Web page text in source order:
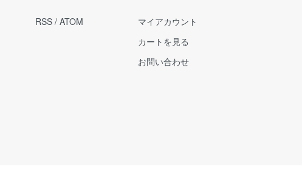
RSS / ATOM
マイアカウント
カートを見る
お問い合わせ